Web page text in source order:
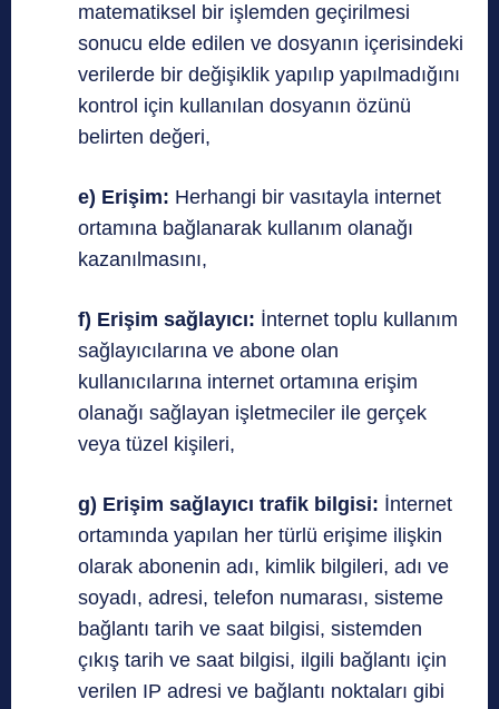
matematiksel bir işlemden geçirilmesi
sonucu elde edilen ve dosyanın içerisindeki
verilerde bir değişiklik yapılıp yapılmadığını
kontrol için kullanılan dosyanın özünü
belirten değeri,
e) Erişim: Herhangi bir vasıtayla internet
ortamına bağlanarak kullanım olanağı
kazanılmasını,
f) Erişim sağlayıcı: İnternet toplu kullanım
sağlayıcılarına ve abone olan
kullanıcılarına internet ortamına erişim
olanağı sağlayan işletmeciler ile gerçek
veya tüzel kişileri,
g) Erişim sağlayıcı trafik bilgisi: İnternet
ortamında yapılan her türlü erişime ilişkin
olarak abonenin adı, kimlik bilgileri, adı ve
soyadı, adresi, telefon numarası, sisteme
bağlantı tarih ve saat bilgisi, sistemden
çıkış tarih ve saat bilgisi, ilgili bağlantı için
verilen IP adresi ve bağlantı noktaları gibi